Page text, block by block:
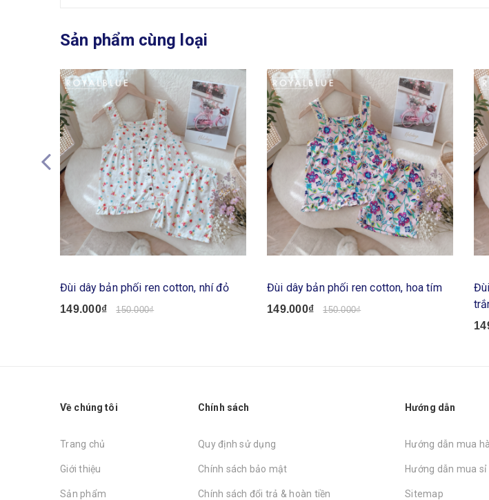
Sản phẩm cùng loại
Đùi dây bản phối ren cotton, nhí đỏ
149.000₫ 150.000₫
Đùi dây bản phối ren cotton, hoa tím
149.000₫ 150.000₫
Về chúng tôi
Trang chủ
Giới thiệu
Sản phẩm
Chính sách
Quy định sử dụng
Chính sách bảo mật
Chính sách đổi trả & hoàn tiền
Hướng dẫn
Hướng dẫn mua
Hướng dẫn mua sỉ
Sitemap